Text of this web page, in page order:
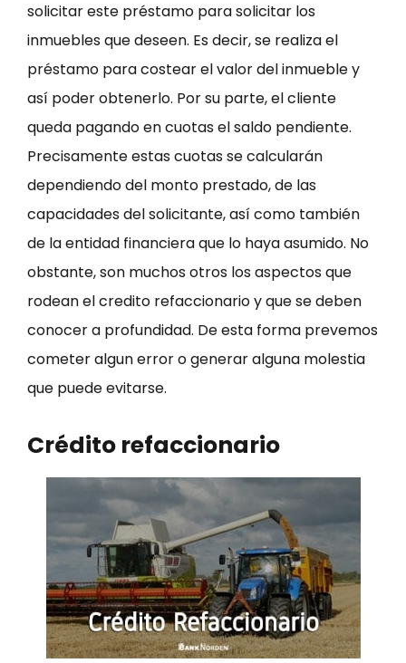
solicitar este préstamo para solicitar los
inmuebles que deseen. Es decir, se realiza el
préstamo para costear el valor del inmueble y
así poder obtenerlo. Por su parte, el cliente
queda pagando en cuotas el saldo pendiente.
Precisamente estas cuotas se calcularán
dependiendo del monto prestado, de las
capacidades del solicitante, así como también
de la entidad financiera que lo haya asumido. No
obstante, son muchos otros los aspectos que
rodean el credito refaccionario y que se deben
conocer a profundidad. De esta forma prevemos
cometer algun error o generar alguna molestia
que puede evitarse.
Crédito refaccionario